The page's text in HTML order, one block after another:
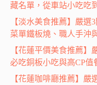
藏名單，從車站小吃吃
【淡水美食推薦】嚴選
菜單鐵板燒、職人手沖
【花蓮平價美食推薦】
必吃銅板小吃與高CP值
【花蓮咖啡廳推薦】嚴